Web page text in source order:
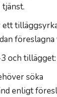
föreslagna
och tillägget:
söka
enligt